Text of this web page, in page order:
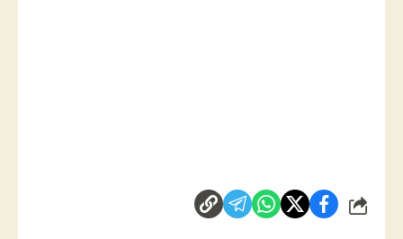
شارك